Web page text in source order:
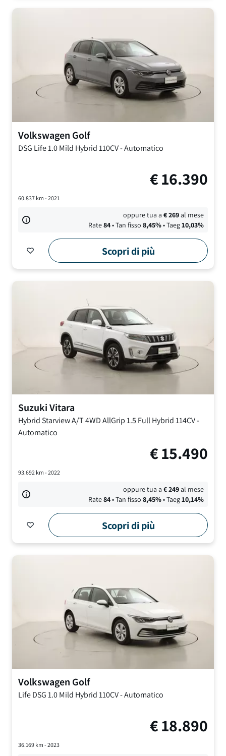
Volkswagen Golf
DSG Life1.0 Mild Hybrid 110CV-Automatico
€16.390
60.837km - 2021
oppure tua a€269al mese
Rate84• Tan fisso 8,45%• Taeg10,03%
Scopri di più
SuzukiVitara
Hybrid Starview A/T 4WD AllGrip1.5 Full Hybrid 114CV-
Automatico
€15.490
93.692 km - 2022
oppure tua a€249al mese
Rate84• Tan fisso 8,45%• Taeg10,14%
Scopri di più
Volkswagen Golf
Life DSG1.0 Mild Hybrid 110CV-Automatico
€18.890
36.169km - 2023